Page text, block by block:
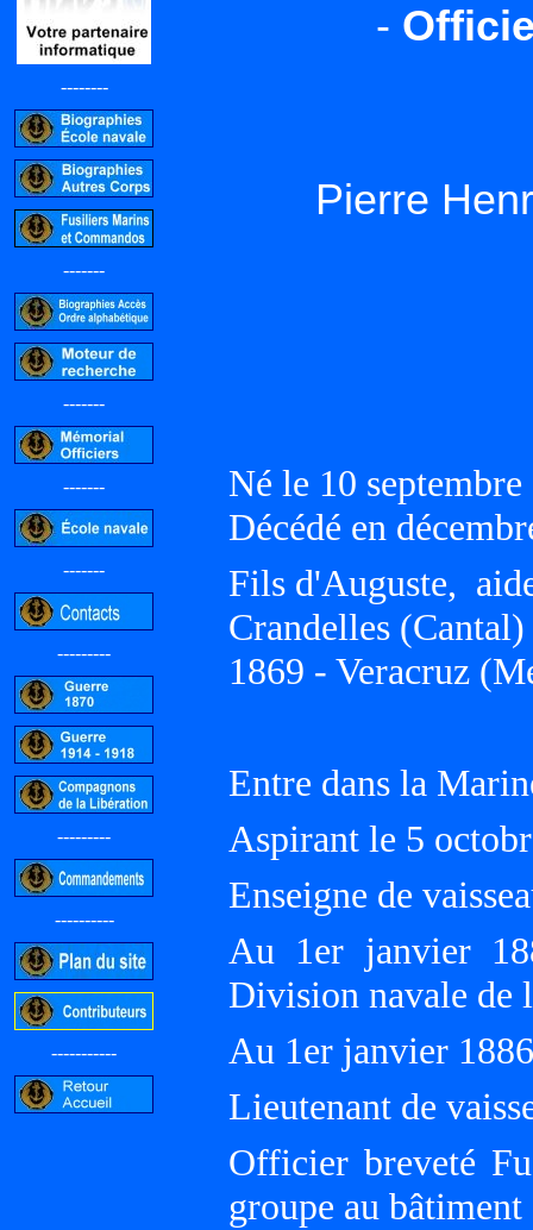
--------
-------
-------
-------
-------
---------
---------
----------
-----------
-
Pierre
Né le 10
Décédé en
Fils d'Auguste,
Crandelles
1869 - Veracruz
Entre dans la
Aspirant le 5
Enseigne de
Au 1er janvier
Division navale de
Au 1er janvier
Lieutenant de
Officier breveté
groupe au